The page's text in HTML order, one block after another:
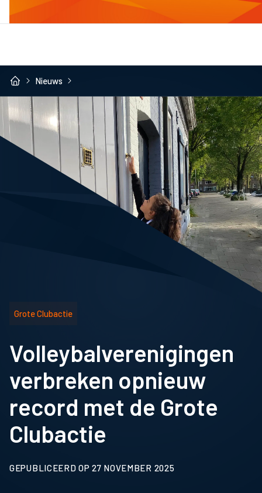
Nieuws
Grote Clubactie
Volleybalverenigingen
verbreken opnieuw
record met de Grote
Clubactie
GEPUBLICEERD OP 27 NOVEMBER 2025